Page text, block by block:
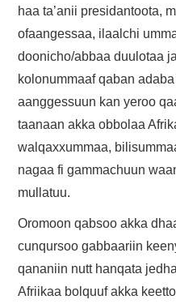
haa ta’anii presidantoota,
ofaangessaa, ilaalchi
doonicho/abbaa duulotaa
kolonummaaf qaban
aanggessuun kan yeroo
taanaan akka obbolaa
walqaxxummaa,
nagaa fi gammachuun
mullatuu.
Oromoon qabsoo akka
cunqursoo gabbaariin
qananiin nutt hanqata
Afriikaa bolquuf akka